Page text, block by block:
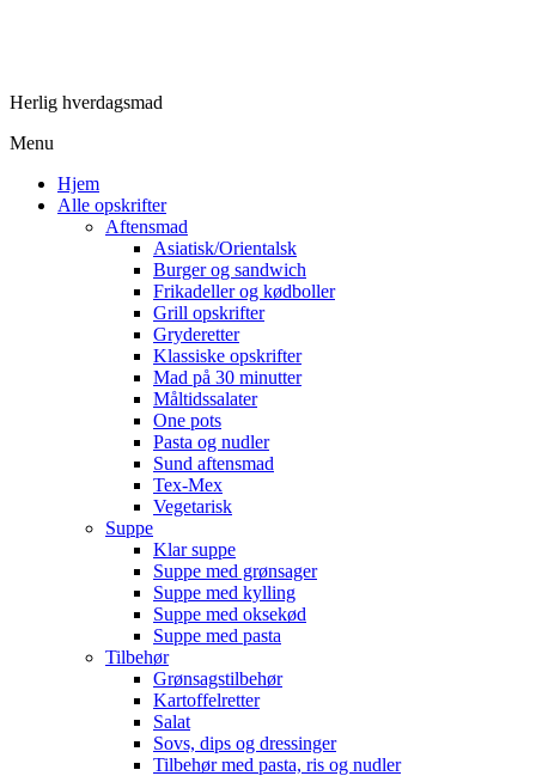
Herlig hverdagsmad
Menu
Hjem
Alle opskrifter
Aftensmad
Asiatisk/Orientalsk
Burger og sandwich
Frikadeller og kødboller
Grill opskrifter
Gryderetter
Klassiske opskrifter
Mad på 30 minutter
Måltidssalater
One pots
Pasta og nudler
Sund aftensmad
Tex-Mex
Vegetarisk
Suppe
Klar suppe
Suppe med grønsager
Suppe med kylling
Suppe med oksekød
Suppe med pasta
Tilbehør
Grønsagstilbehør
Kartoffelretter
Salat
Sovs, dips og dressinger
Tilbehør med pasta, ris og nudler